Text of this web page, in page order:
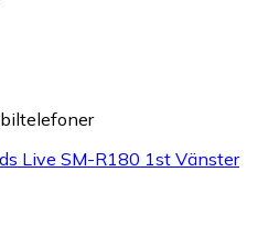
Live SM-R180 1st Vänster